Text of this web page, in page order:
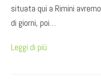
situata qui a Rimini
di giorni, poi…
Leggi di più